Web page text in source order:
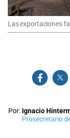
Las exportaciones
Por: Ignacio
Prosecretario